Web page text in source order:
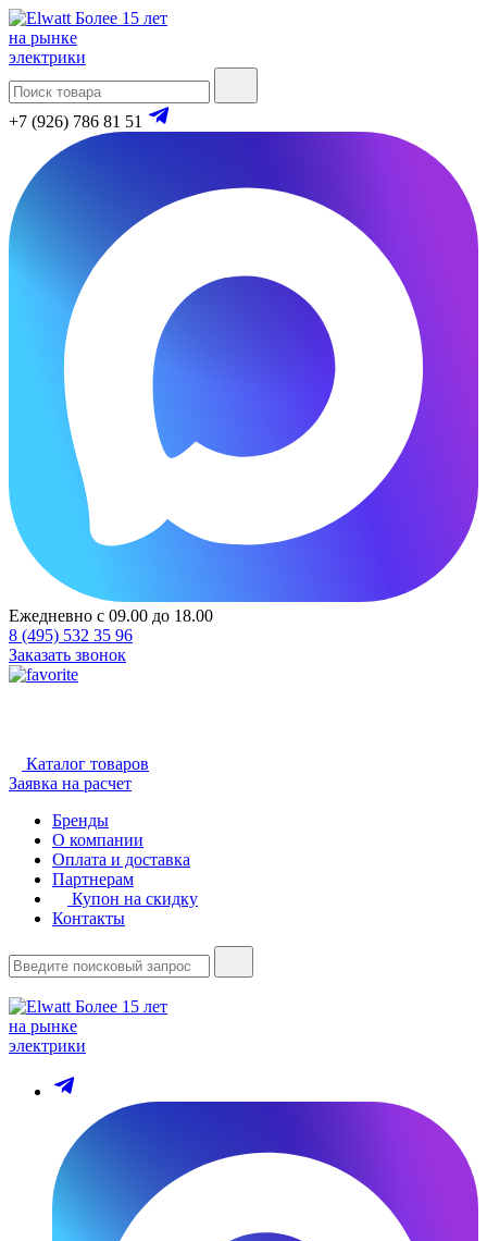
Более 15 лет
на рынке
электрики
+7 (926) 786 81 51
Ежедневно с 09.00 до 18.00
8 (495) 532 35 96
Заказать звонок
Каталог товаров
Заявка на расчет
Бренды
О компании
Оплата и доставка
Партнерам
Купон на скидку
Контакты
Более 15 лет
на рынке
электрики